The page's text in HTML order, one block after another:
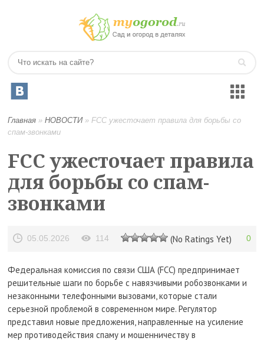
Главная »НОВОСТИ»FCC ужесточает правила для борьбы со
спам-звонками
FCC ужесточает правила
для борьбы со спам-
звонками
05.05.2026 114 (No Ratings Yet) 0
Федеральная комиссия по связи США (FCC) предпринимает
решительные шаги по борьбе с навязчивыми робозвонками и
незаконными телефонными вызовами, которые стали
серьезной проблемой в современном мире. Регулятор
представил новые предложения, направленные на усиление
мер противодействия спаму и мошенничеству в